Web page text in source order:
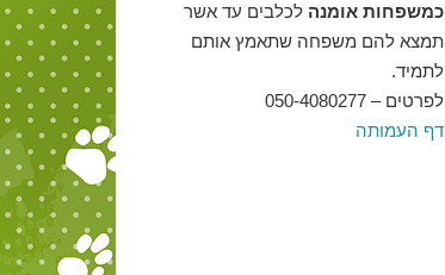
כמשפחות אומנה לכלבים עד אשר
תמצא להם משפחה שתאמץ אותם
לתמיד.
לפרטים – 050-4080277
דף העמותה